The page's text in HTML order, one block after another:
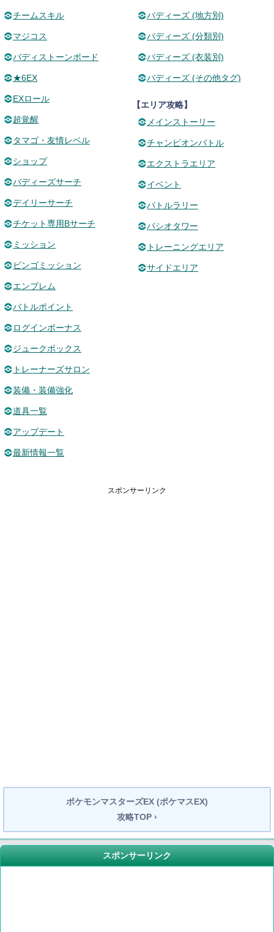
チームスキル
マジコス
バディストーンボード
★6EX
EXロール
超覚醒
タマゴ・友情レベル
ショップ
バディーズサーチ
デイリーサーチ
チケット専用Bサーチ
ミッション
ビンゴミッション
エンブレム
バトルポイント
ログインボーナス
ジュークボックス
トレーナーズサロン
装備・装備強化
道具一覧
アップデート
最新情報一覧
バディーズ (地方別)
バディーズ (分類別)
バディーズ (衣装別)
バディーズ (その他タグ)
【エリア攻略】
メインストーリー
チャンピオンバトル
エクストラエリア
イベント
バトルラリー
パシオタワー
トレーニングエリア
サイドエリア
スポンサーリンク
ポケモンマスターズEX (ポケマスEX)
攻略TOP ›
スポンサーリンク